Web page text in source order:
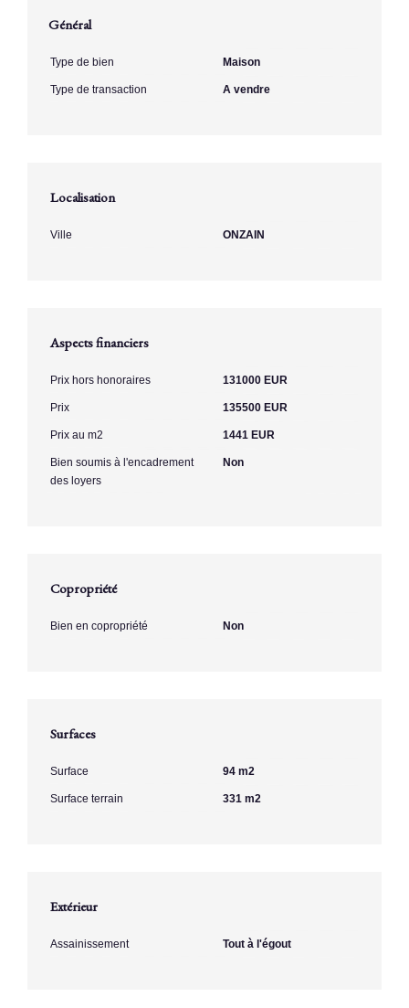
Général
Type de bien Maison
Type de transaction A vendre
Localisation
Ville ONZAIN
Aspects financiers
Prix hors honoraires 131000 EUR
Prix 135500 EUR
Prix au m2 1441 EUR
Bien soumis à l'encadrement
des loyers
Non
Copropriété
Bien en copropriété Non
Surfaces
Surface 94 m2
Surface terrain 331 m2
Extérieur
Assainissement Tout à l'égout